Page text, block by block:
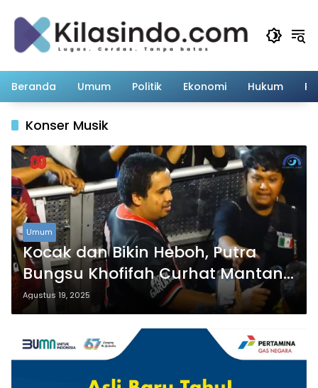
Beranda Umum Politik Ekonomi Hukum
Konser Musik
Umum
Kocak dan Bikin Heboh, Putra
Bungsu Khofifah Curhat Mantan
di Panggung NDX AKA
Agustus 19, 2025